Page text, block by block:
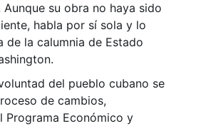
su obra no haya sido
habla por sí sola y lo
de la calumnia de Estado
del pueblo cubano se
de cambios,
Programa Económico y